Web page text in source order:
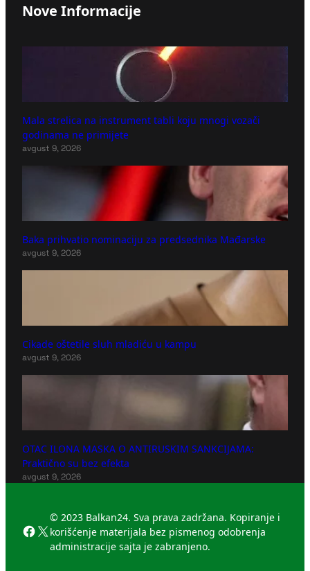
Nove Informacije
Mala strelica na instrument tabli koju mnogi vozači
godinama ne primijete
avgust 9, 2026
Baka prihvatio nominaciju za predsednika Mađarske
avgust 9, 2026
Cikade oštetile sluh mladiću u kampu
avgust 9, 2026
OTAC ILONA MASKA O ANTIRUSKIM SANKCIJAMA:
Praktično su bez efekta
avgust 9, 2026
Facebook
X
© 2023 Balkan24. Sva prava zadržana. Kopiranje i
korišćenje materijala bez pismenog odobrenja
administracije sajta je zabranjeno.